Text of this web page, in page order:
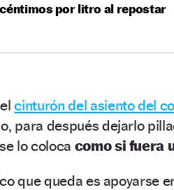
por litro al repostar
elcinturón del asiento del
para después dejarlo
lo coloca como si fuera
que queda es apoyarse